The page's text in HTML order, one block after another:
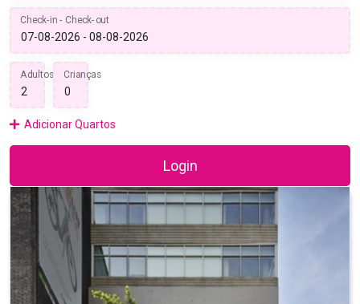
Check-in - Check-out
Adultos Crianças
Adicionar Quartos
Login